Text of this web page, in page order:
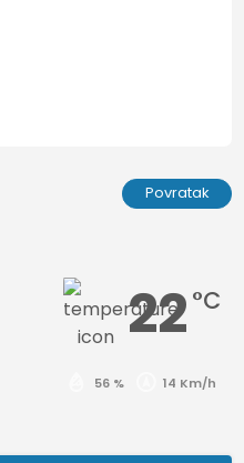
Povratak
22 °C
56 % 14 Km/h